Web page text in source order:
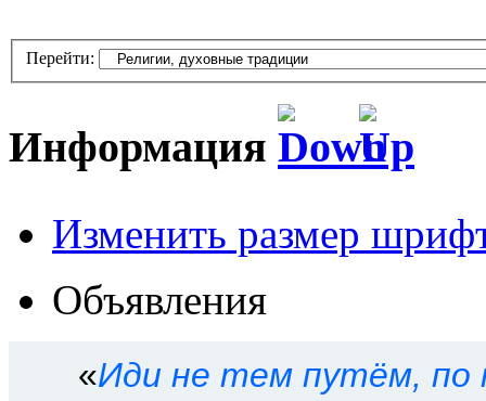
Перейти:
Информация
Кто сейчас на форуме
Сейчас этот форум
зарегистрированных
Изменить размер
Объявления
«Иди не тем путём, по